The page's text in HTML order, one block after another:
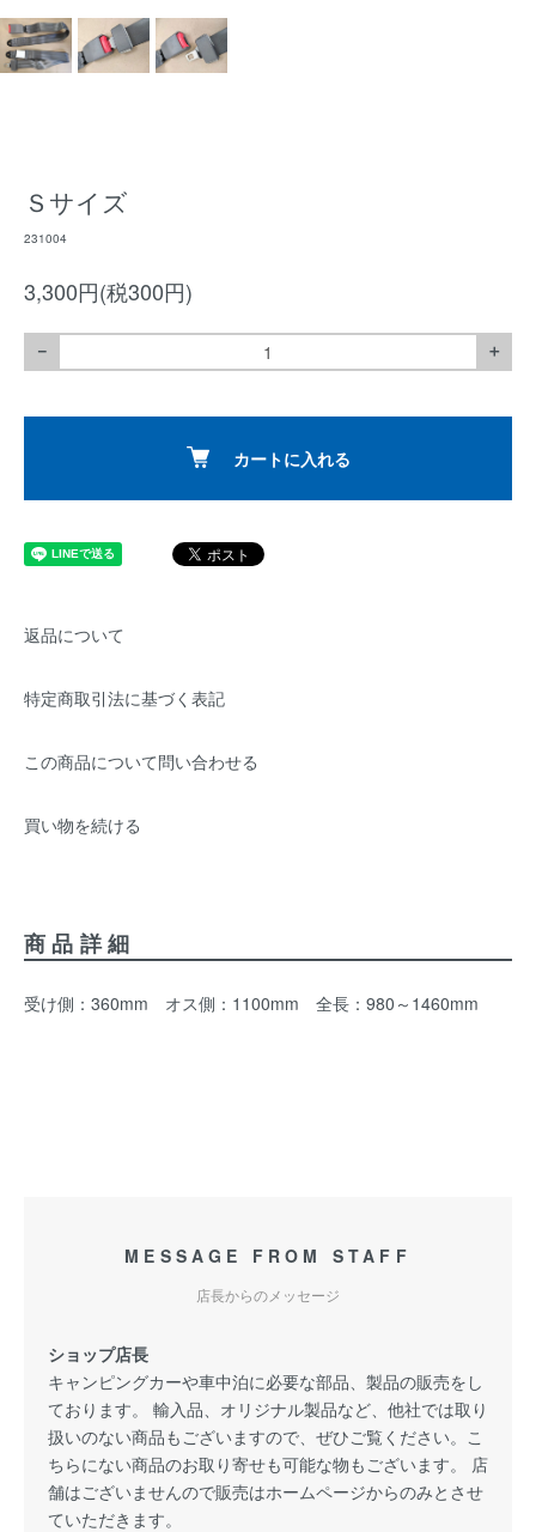
Ｓサイズ
231004
3,300円(税300円)
－ ＋
カートに入れる
返品について
特定商取引法に基づく表記
この商品について問い合わせる
買い物を続ける
商品詳細
受け側：360mm オス側：1100mm 全長：980～1460mm
MESSAGE FROM STAFF
店長からのメッセージ
ショップ店長
キャンピングカーや車中泊に必要な部品、製品の販売をし
ております。 輸入品、オリジナル製品など、他社では取り
扱いのない商品もございますので、ぜひご覧ください。こ
ちらにない商品のお取り寄せも可能な物もございます。 店
舗はございませんので販売はホームページからのみとさせ
ていただきます。